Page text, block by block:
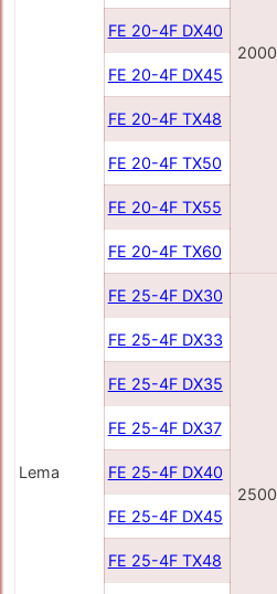
Lema
2000
FE 20-4F DX40
FE 20-4F DX45
FE 20-4F TX48
FE 20-4F TX50
FE 20-4F TX55
FE 20-4F TX60
FE 25-4F DX30
2500
FE 25-4F DX33
FE 25-4F DX35
FE 25-4F DX37
FE 25-4F DX40
FE 25-4F DX45
FE 25-4F TX48